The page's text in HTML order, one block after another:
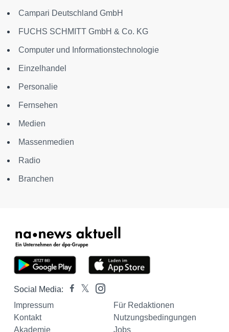
Campari Deutschland GmbH
FUCHS SCHMITT GmbH & Co. KG
Computer und Informationstechnologie
Einzelhandel
Personalie
Fernsehen
Medien
Massenmedien
Radio
Branchen
Social Media:
Impressum
Für Redaktionen
Kontakt
Nutzungsbedingungen
Akademie
Jobs